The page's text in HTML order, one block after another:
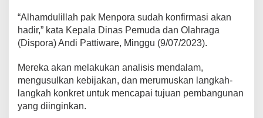
b
i
c
a
a
I
s
“Alhamdulillah pak Menpora sudah konfirmasi akan
hadir,” kata Kepala Dinas Pemuda dan Olahraga
(Dispora) Andi Pattiware, Minggu (9/07/2023).
Mereka akan melakukan analisis mendalam,
mengusulkan kebijakan, dan merumuskan langkah-
langkah konkret untuk mencapai tujuan pembangunan
yang diinginkan.